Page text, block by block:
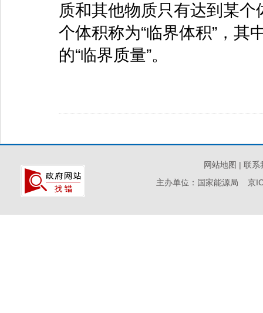
质和其他物质只有达到某
个体积称为“临界体积”，其
的“临界质量”。